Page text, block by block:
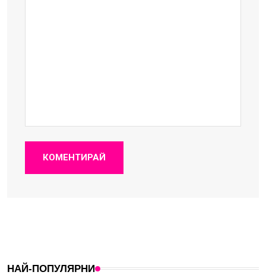
КОМЕНТИРАЙ
НАЙ-ПОПУЛЯРНИ